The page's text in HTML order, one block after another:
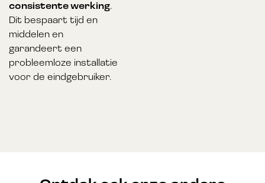
consistente werking.
Dit bespaart tijd en
middelen en
garandeert een
probleemloze installatie
voor de eindgebruiker.